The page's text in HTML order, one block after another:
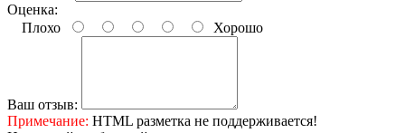
Оценка:
Плохо
Хорошо
Ваш отзыв:
Примечание: HTML разметка не поддерживается!